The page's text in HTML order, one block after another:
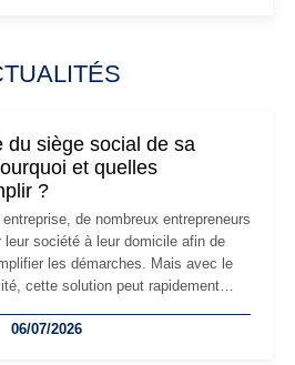
du siège social de sa
et quelles
?
de nombreux entrepreneurs
société à leur domicile afin de
les démarches. Mais avec le
cette solution peut rapidement
image de marque… Le
06/07/2026